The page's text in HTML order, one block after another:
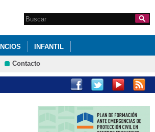
Formulario de
búsqueda
Search this site
INFANTIL
Contacto